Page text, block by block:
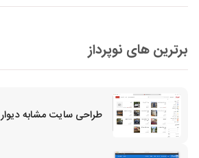
برترین های نوپرداز
طراحی سایت مشابه دیوار